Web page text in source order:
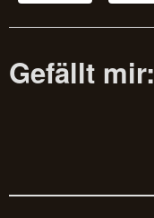
Gefällt mir: